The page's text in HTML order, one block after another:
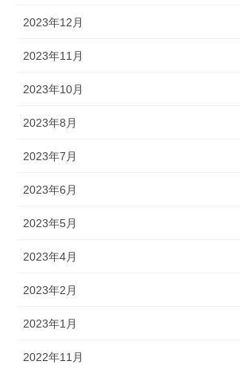
2023年12月
2023年11月
2023年10月
2023年8月
2023年7月
2023年6月
2023年5月
2023年4月
2023年2月
2023年1月
2022年11月